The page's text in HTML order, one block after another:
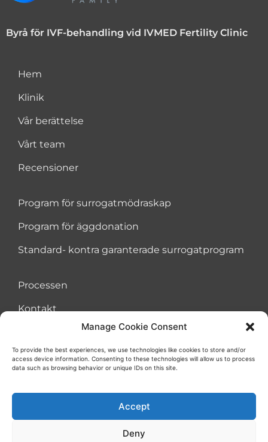
Manage Cookie Consent
To provide the best experiences, we use technologies like cookies to store and/or
access device information. Consenting to these technologies will allow us to process
data such as browsing behavior or unique IDs on this site.
Accept
Deny
Byrå för IVF-behandling vid IVMED Fertility Clinic
Hem
Klinik
Vår berättelse
Vårt team
Recensioner
Program för surrogatmödraskap
Program för äggdonation
Standard- kontra garanterade surrogatprogram
Processen
Kontakt
Avtal om användarvillkor Kakor Integritetspolicy